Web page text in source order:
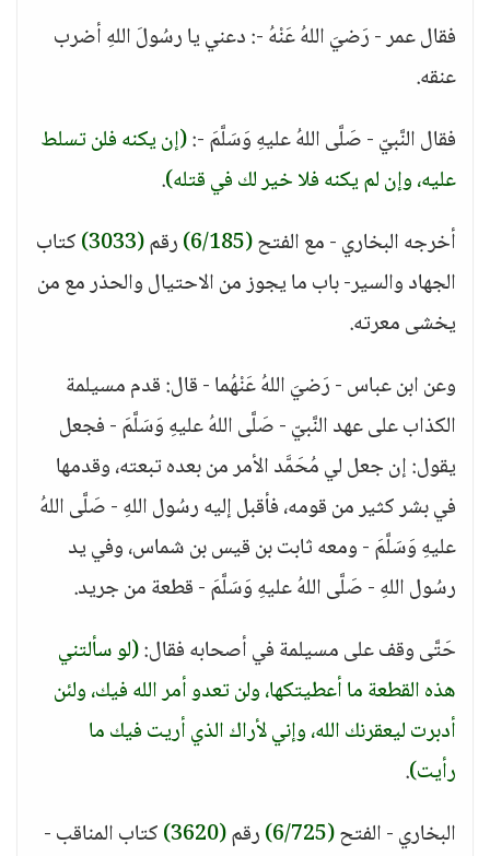
فقال عمر - رَضيَ اللهُ عَنْهُ -: دعني يا رسُولَ اللهِ أضرب
عنقه.
فقال النَّبيّ - صَلَّى اللهُ عليهِ وَسَلَّمَ -:(إن يكنه فلن تسلط
عليه، وإن لم يكنه فلا خير لك في قتله).
أخرجه البخاري - مع الفتح(6/185) رقم(3033)
كتاب
الجهاد والسير- باب ما يجوز من الاحتيال والحذر مع من
يخشى معرته.
وعن ابن عباس - رَضيَ اللهُ عَنْهُما - قال: قدم مسيلمة
الكذاب على عهد النَّبيّ - صَلَّى اللهُ عليهِ وَسَلَّمَ - فجعل
يقول: إن جعل لي مُحَمَّد الأمر من بعده تبعته، وقدمها
في بشر كثير من قومه، فأقبل إليه رسُول اللهِ - صَلَّى اللهُ
عليهِ وَسَلَّمَ - ومعه ثابت بن قيس بن شماس، وفي يد
رسُول اللهِ - صَلَّى اللهُ عليهِ وَسَلَّمَ - قطعة من جريد.
حَتَّى وقف على مسيلمة في أصحابه فقال:(لو سألتني
هذه القطعة ما أعطيتكها، ولن تعدو أمر الله فيك، ولئن
أدبرت ليعقرنك الله، وإني لأراك الذي أريت فيك ما
رأيت).
البخاري - الفتح(6/725) رقم(3620)
كتاب المناقب -